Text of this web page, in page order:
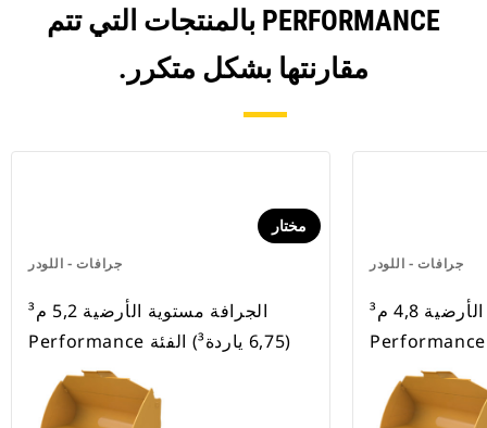
PERFORMANCE بالمنتجات التي تتم
مقارنتها بشكل متكرر.
جرافات - اللودر
مختار
‏‫الجرافة مستوية الأرضية 5,2 م³
(6,75 ياردة³) الفئة Performance
جرافات - اللودر
‏‫الجرافة مستوية الأرضية 4,8 م³